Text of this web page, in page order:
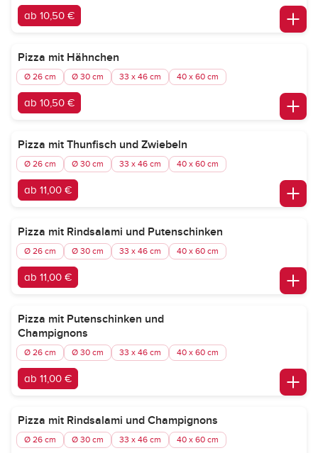
ab 10,50 €
Pizza mit Hähnchen
Ø 26 cm Ø 30 cm 33 x 46 cm 40 x 60 cm
ab 10,50 €
Pizza mit Thunfisch und Zwiebeln
Ø 26 cm Ø 30 cm 33 x 46 cm 40 x 60 cm
ab 11,00 €
Pizza mit Rindsalami und Putenschinken
Ø 26 cm Ø 30 cm 33 x 46 cm 40 x 60 cm
ab 11,00 €
Pizza mit Putenschinken und
Champignons
Ø 26 cm Ø 30 cm 33 x 46 cm 40 x 60 cm
ab 11,00 €
Pizza mit Rindsalami und Champignons
Ø 26 cm Ø 30 cm 33 x 46 cm 40 x 60 cm